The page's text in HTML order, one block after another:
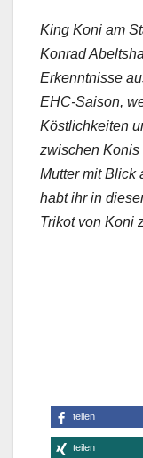
King Koni am
Konrad
Erkenntnisse
EHC-Saison,
Köstlichkeiten
zwischen Konis
Mutter mit Blick
habt ihr in
Trikot von Koni
teilen
teilen